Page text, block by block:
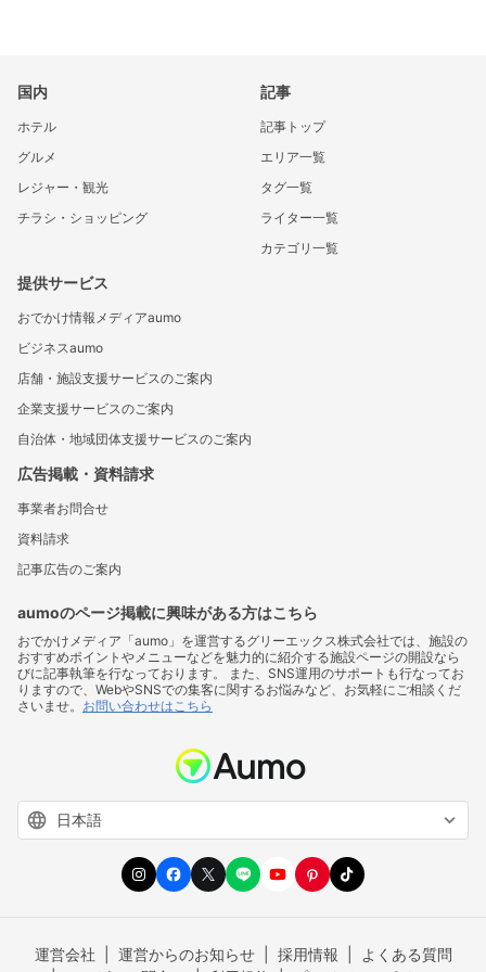
国内
ホテル
グルメ
レジャー・観光
チラシ・ショッピング
記事
記事トップ
エリア一覧
タグ一覧
ライター一覧
カテゴリ一覧
提供サービス
おでかけ情報メディアaumo
ビジネスaumo
店舗・施設支援サービスのご案内
企業支援サービスのご案内
自治体・地域団体支援サービスのご案内
広告掲載・資料請求
事業者お問合せ
資料請求
記事広告のご案内
aumoのページ掲載に興味がある方はこちら
おでかけメディア「aumo」を運営するグリーエックス株式会社では、施設の
おすすめポイントやメニューなどを魅力的に紹介する施設ページの開設なら
びに記事執筆を行なっております。 また、SNS運用のサポートも行なってお
りますので、WebやSNSでの集客に関するお悩みなど、お気軽にご相談くだ
さいませ。 お問い合わせはこちら
運営会社 運営からのお知らせ 採用情報
よくある質問